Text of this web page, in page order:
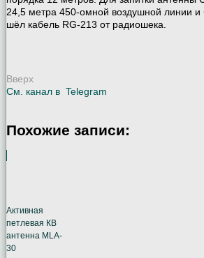
24,5 метра 450-омной воздушной линии и
шёл кабель RG-213 от радиошека.
Вверх
См. канал в Telegram
Похожие записи:
Активная
петлевая КВ
антенна MLA-
30